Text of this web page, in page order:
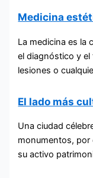
Medicina
La medicina es la
el diagnóstico y
lesiones o
El lado más
Una ciudad
monumentos, por
su activo